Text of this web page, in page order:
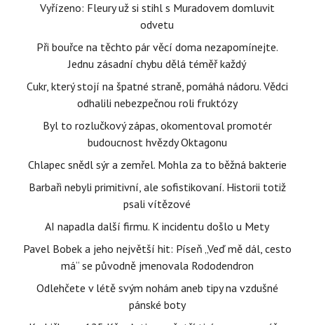
Vyřízeno: Fleury už si stihl s Muradovem domluvit
odvetu
Při bouřce na těchto pár věcí doma nezapomínejte.
Jednu zásadní chybu dělá téměř každý
Cukr, který stojí na špatné straně, pomáhá nádoru. Vědci
odhalili nebezpečnou roli fruktózy
Byl to rozlučkový zápas, okomentoval promotér
budoucnost hvězdy Oktagonu
Chlapec snědl sýr a zemřel. Mohla za to běžná bakterie
Barbaři nebyli primitivní, ale sofistikovaní. Historii totiž
psali vítězové
AI napadla další firmu. K incidentu došlo u Mety
Pavel Bobek a jeho největší hit: Píseň „Veď mě dál, cesto
má“ se původně jmenovala Rododendron
Odlehčete v létě svým nohám aneb tipy na vzdušné
pánské boty